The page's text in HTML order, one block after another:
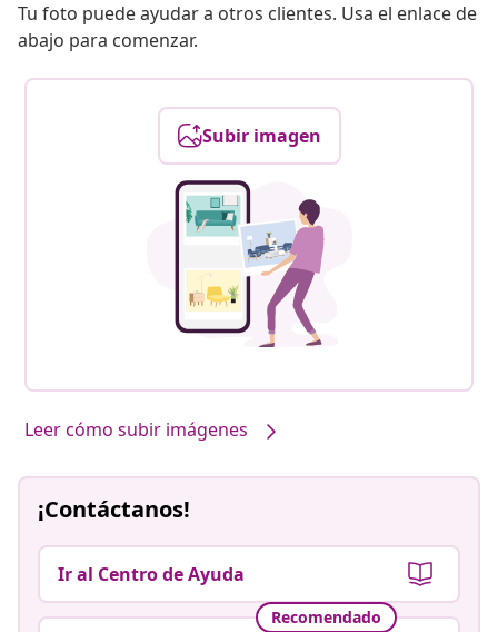
Tu foto puede ayudar a otros clientes. Usa el enlace de
abajo para comenzar.
Subir imagen
Nuestros productos, con tu estilo #sharemevidaxl
Leer cómo subir imágenes
¡Contáctanos!
Ir al Centro de Ayuda